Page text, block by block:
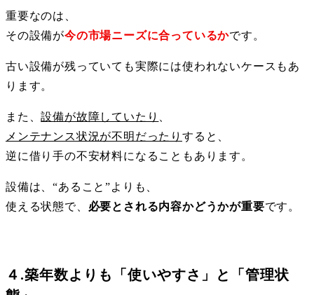
重要なのは、
その設備が今の市場ニーズに合っているかです。
古い設備が残っていても実際には使われないケースもあ
ります。
また、設備が故障していたり
メンテナンス状況が不明だったり すると、
逆に借り手の不安材料になることもあります。
設備は、“あること”よりも、
使える状態で、 必要とされる内容かどうかが重要です。
４.築年数よりも「使いやすさ」と「管理状